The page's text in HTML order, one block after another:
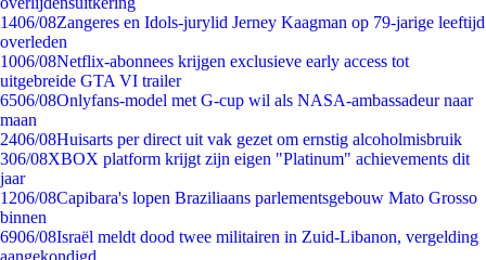
1406/08Zangeres en Idols-jurylid Jerney Kaagman op 79-jarige leeftijd
overleden
1006/08Netflix-abonnees krijgen exclusieve early access tot
uitgebreide GTA VI trailer
6506/08Onlyfans-model met G-cup wil als NASA-ambassadeur naar
maan
2406/08Huisarts per direct uit vak gezet om ernstig alcoholmisbruik
306/08XBOX platform krijgt zijn eigen "Platinum" achievements dit
jaar
1206/08Capibara's lopen Braziliaans parlementsgebouw Mato Grosso
binnen
6906/08Israël meldt dood twee militairen in Zuid-Libanon, vergelding
aangekondigd